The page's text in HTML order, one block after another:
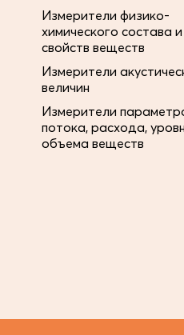
Измерители физико-
химического состава и
свойств веществ
Измерители
величин
Измерители
потока, расхода,
объема веществ